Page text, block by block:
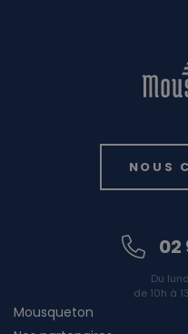
NOUS
02
Du
de 10h à
Mousqueton